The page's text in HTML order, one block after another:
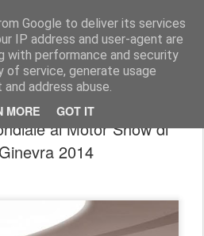
Google to deliver its services
IP address and user-agent are
with performance and security
service, generate usage
address abuse.
MORE GOT IT
Random News 280912
Type R Concept fa il suo
al Motor Show di
Ginevra 2014